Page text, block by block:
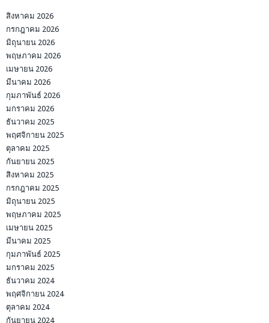
สิงหาคม 2026
กรกฎาคม 2026
มิถุนายน 2026
พฤษภาคม 2026
เมษายน 2026
มีนาคม 2026
กุมภาพันธ์ 2026
มกราคม 2026
ธันวาคม 2025
พฤศจิกายน 2025
ตุลาคม 2025
กันยายน 2025
สิงหาคม 2025
กรกฎาคม 2025
มิถุนายน 2025
พฤษภาคม 2025
เมษายน 2025
มีนาคม 2025
กุมภาพันธ์ 2025
มกราคม 2025
ธันวาคม 2024
พฤศจิกายน 2024
ตุลาคม 2024
กันยายน 2024